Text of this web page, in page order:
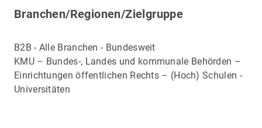
Branchen/Regionen/Zielgruppe
B2B - Alle Branchen - Bundesweit
KMU – Bundes-, Landes und kommunale Behörden –
Einrichtungen öffentlichen Rechts – (Hoch) Schulen -
Universitäten